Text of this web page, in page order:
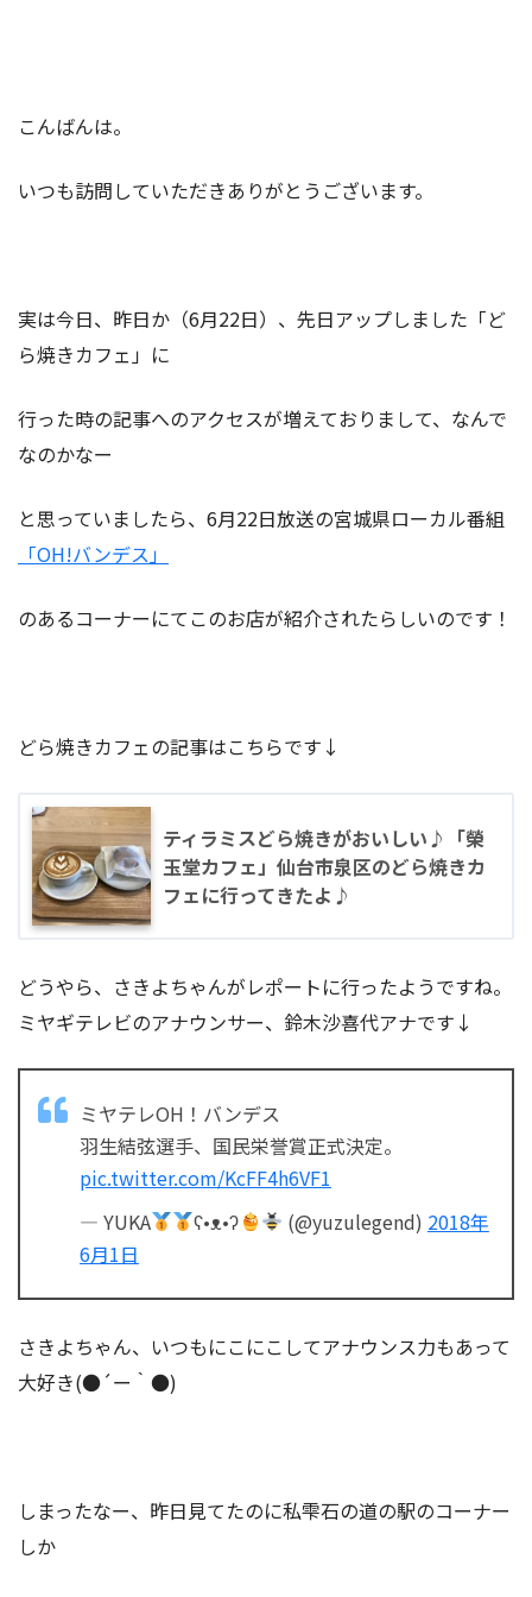
こんばんは。
いつも訪問していただきありがとうございます。
実は今日、昨日か（6月22日）、先日アップしました「ど
ら焼きカフェ」に
行った時の記事へのアクセスが増えておりまして、なんで
なのかなー
と思っていましたら、6月22日放送の宮城県ローカル番組
「OH!バンデス」
のあるコーナーにてこのお店が紹介されたらしいのです！
どら焼きカフェの記事はこちらです↓
ティラミスどら焼きがおいしい♪「榮
玉堂カフェ」仙台市泉区のどら焼きカ
フェに行ってきたよ♪
どうやら、さきよちゃんがレポートに行ったようですね。
ミヤギテレビのアナウンサー、鈴木沙喜代アナです↓
ミヤテレOH！バンデス
羽生結弦選手、国民栄誉賞正式決定。
pic.twitter.com/KcFF4h6VF1
— YUKA
ʕ•ᴥ•ʔ (@yuzulegend) 2018年
6月1日
さきよちゃん、いつもにこにこしてアナウンス力もあって
大好き(●´ー｀●)
しまったなー、昨日見てたのに私雫石の道の駅のコーナー
しか